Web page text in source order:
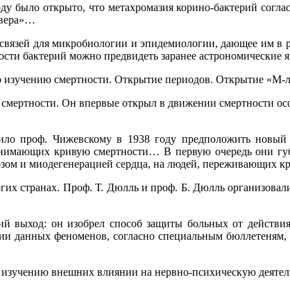
открыто, что метахромазия корино-бактерий
для микробиологии и эпидемиологии, дающее им в
бактерий можно предвидеть заранее астрономические
изучению смертности. Открытие периодов. Открытие «М-
Он впервые открыл в движении смертности
проф. Чижевскому в 1938 году предположить
кривую смертности… В первую очередь они
и миодегенерацией сердца, на людей, переживающих
странах. Проф. Т. Дюлль и проф. Б. Дюлль
выход: он изобрел способ защиты больных от
данных феноменов, согласно специальным
внешних влиянии на нервно-психическую